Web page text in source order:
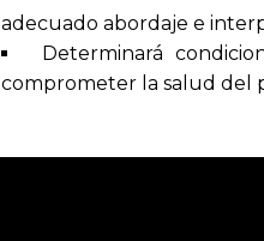
adecuado abordaje e
Determinará
comprometer la salud del